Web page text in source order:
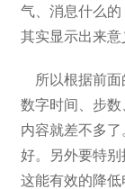
气、消息什么的
其实显示出来意
所以根据前
数字时间、步
内容就差不多
好。另外要特别
这能有效的降